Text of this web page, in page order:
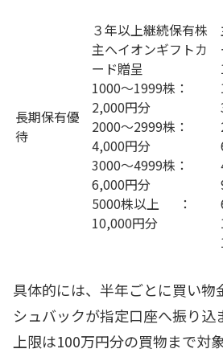
長期保有優
待
３年以上継続保有株
主へイオンギフトカ
ード贈呈
1000～1999株：
2,000円分
2000～2999株：
4,000円分
3000～4999株：
6,000円分
5000株以上 ：
10,000円分
具体的には、半年ごとに買い物
シュバックが指定口座へ振り込
上限は100万円分の買物まで対